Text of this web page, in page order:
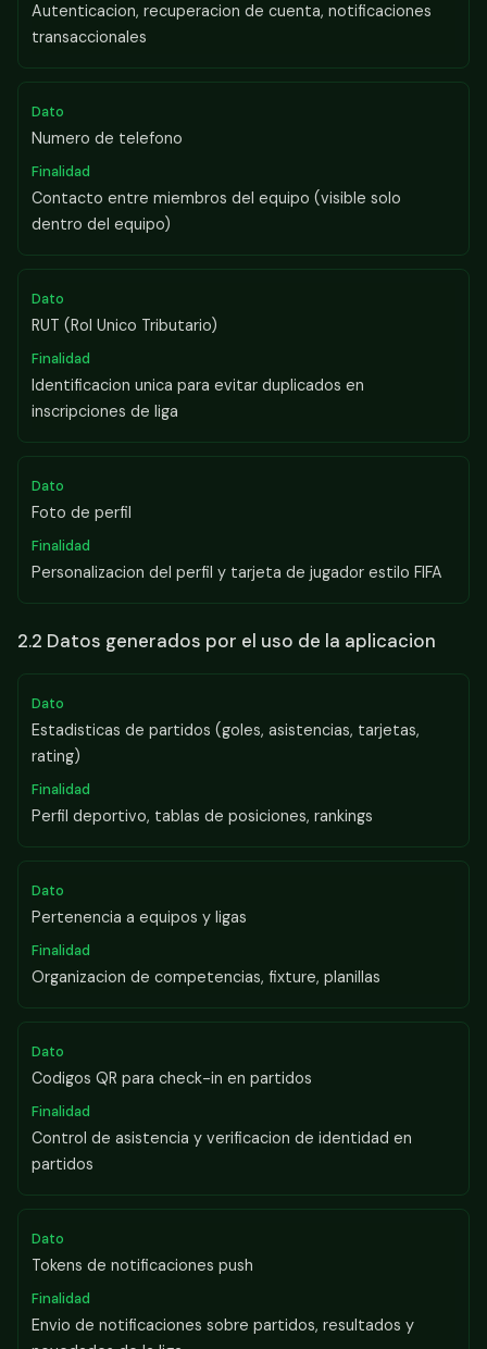
Autenticacion, recuperacion de cuenta, notificaciones
transaccionales
Numero de telefono
Contacto entre miembros del equipo (visible solo
dentro del equipo)
RUT (Rol Unico Tributario)
Identificacion unica para evitar duplicados en
inscripciones de liga
Foto de perfil
Personalizacion del perfil y tarjeta de jugador estilo FIFA
2.2 Datos generados por el uso de la aplicacion
Estadisticas de partidos (goles, asistencias, tarjetas,
rating)
Perfil deportivo, tablas de posiciones, rankings
Pertenencia a equipos y ligas
Organizacion de competencias, fixture, planillas
Codigos QR para check-in en partidos
Control de asistencia y verificacion de identidad en
partidos
Tokens de notificaciones push
Envio de notificaciones sobre partidos, resultados y